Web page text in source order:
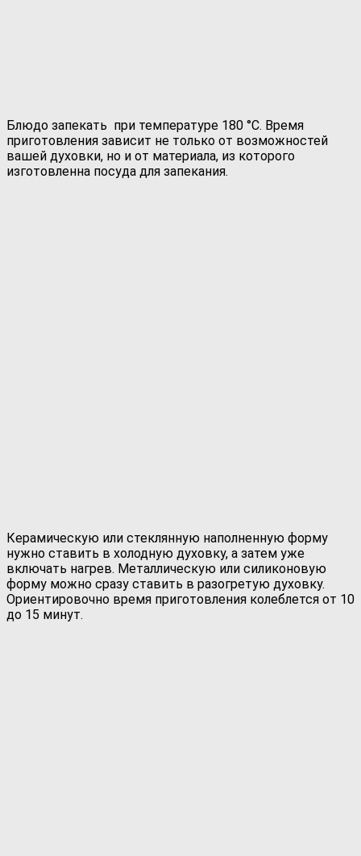
Блюдо запекать при температуре 180 °С. Время
приготовления зависит не только от возможностей
вашей духовки, но и от материала, из которого
изготовленна посуда для запекания.
Керамическую или стеклянную наполненную форму
нужно ставить в холодную духовку, а затем уже
включать нагрев. Металлическую или силиконовую
форму можно сразу ставить в разогретую духовку.
Ориентировочно время приготовления колеблется от 10
до 15 минут.